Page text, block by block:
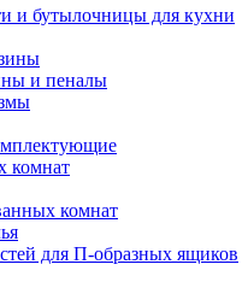
и бутылочницы для кухни
и пеналы
комнат
комнат
для П-образных ящиков